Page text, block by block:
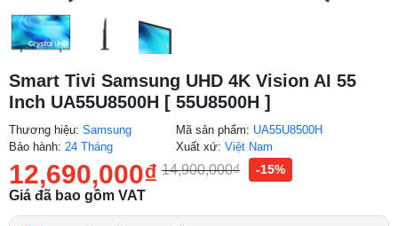
Smart Tivi Samsung UHD 4K Vision AI 55
Inch UA55U8500H [ 55U8500H ]
Thương hiệu: Samsung
Bảo hành: 24 Tháng
Mã sản phẩm: UA55U8500H
Xuất xứ:Việt Nam
12,690,000₫ 14,900,000₫ -15%
Giá đã bao gồm VAT